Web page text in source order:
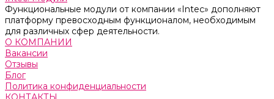
Функциональные модули от компании «Intec» дополняют
платформу превосходным функционалом, необходимым
для различных сфер деятельности.
О КОМПАНИИ
Вакансии
Отзывы
Блог
Политика конфиденциальности